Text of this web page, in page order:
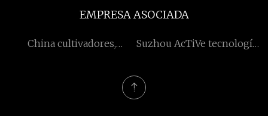
EMPRESA ASOCIADA
China cultivadores,
apisonadoras, proveedores
Suzhou AcTiVe tecnología